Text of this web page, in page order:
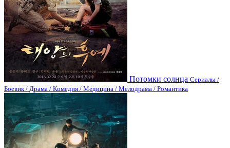
Потомки солнца Сериалы /
Боевик / Драма / Комедия / Медицина / Мелодрама / Романтика